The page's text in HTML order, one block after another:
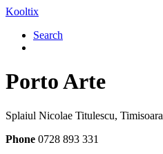
Kooltix
Search
Porto Arte
Splaiul Nicolae Titulescu, Timisoara
Phone 0728 893 331